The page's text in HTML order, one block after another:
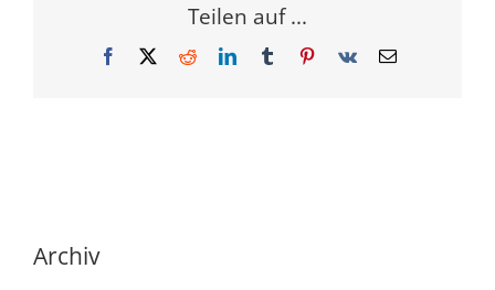
Teilen auf ...
Facebook
X RedditLinkedInTumblrPinterest
Vk
E-
Archiv